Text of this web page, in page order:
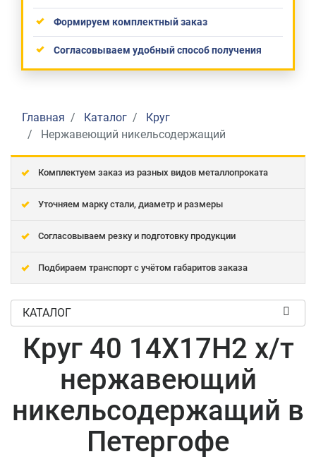
Формируем комплектный заказ
Согласовываем удобный способ получения
Главная Каталог
Круг
Нержавеющий никельсодержащий
Комплектуем заказ из разных видов металлопроката
Уточняем марку стали, диаметр и размеры
Согласовываем резку и подготовку продукции
Подбираем транспорт с учётом габаритов заказа
КАТАЛОГ
Круг 40 14Х17Н2 х/т
нержавеющий
никельсодержащий в
Петергофе